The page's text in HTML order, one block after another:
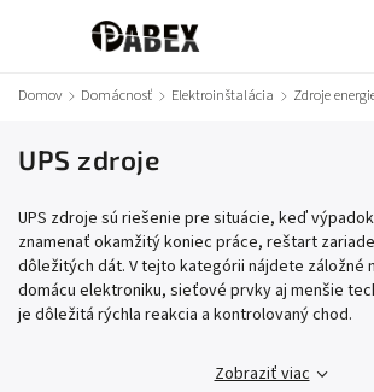
Domov / Domácnosť / Elektroinštalácia / Zdroje
UPS zdroje
UPS zdroje sú riešenie pre situácie, keď
znamenať okamžitý koniec práce, reštart
dôležitých dát. V tejto kategórii nájdete záložné
domácu elektroniku, sieťové prvky aj menšie
je dôležitá rýchla reakcia a kontrolovaný chod.
Zobraziť viac